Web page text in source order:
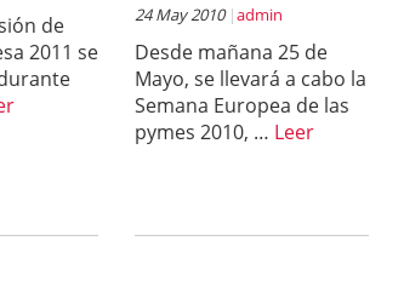
de
2011 se
24 May 2010 admin
Desde mañana 25 de
Mayo, se llevará a cabo la
Semana Europea de las
pymes 2010, … Leer